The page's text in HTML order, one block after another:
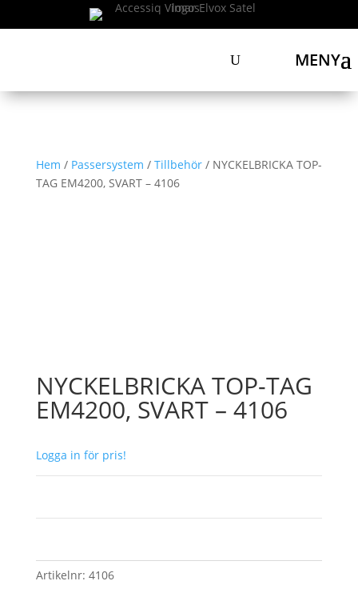
MENY
Hem / Passersystem / Tillbehör/ NYCKELBRICKA TOP-
TAG EM4200, SVART – 4106
NYCKELBRICKA TOP-TAG
EM4200, SVART – 4106
Logga in för pris!
Artikelnr: 4106